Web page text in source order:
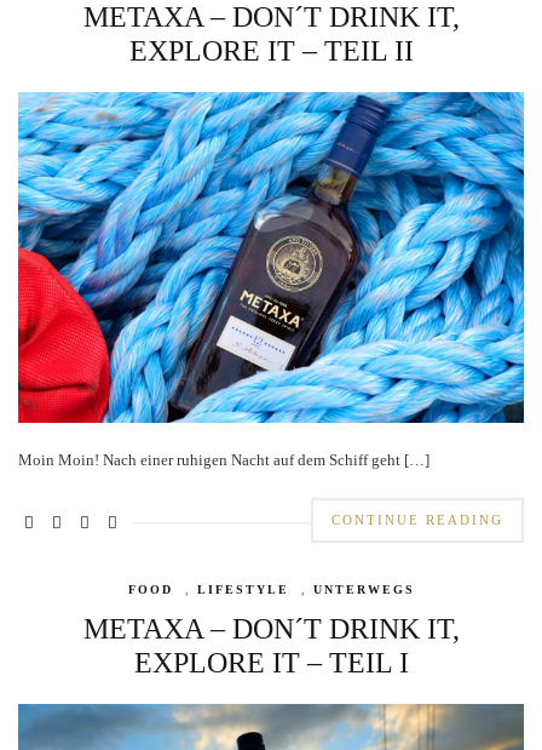
METAXA – DON´T DRINK IT,
EXPLORE IT – TEIL II
Moin Moin! Nach einer ruhigen Nacht auf dem Schiff geht […]
CONTINUE READING
FOOD , LIFESTYLE , UNTERWEGS
METAXA – DON´T DRINK IT,
EXPLORE IT – TEIL I